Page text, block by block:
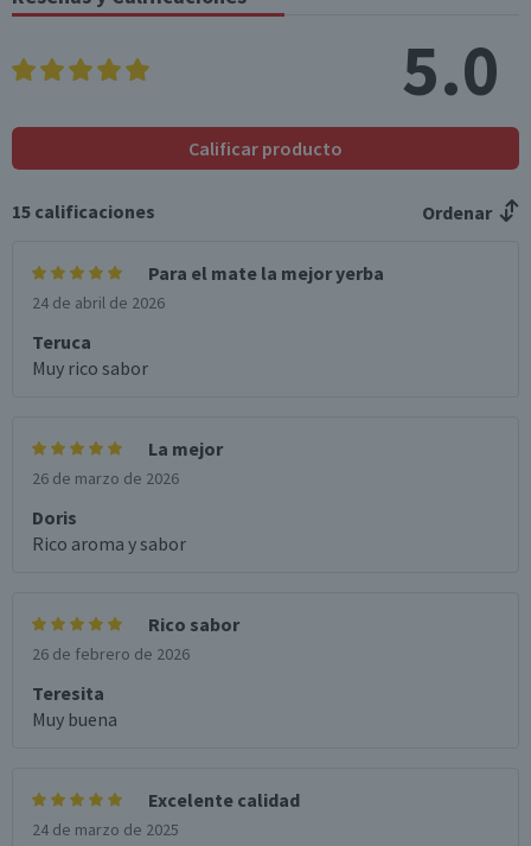
5.0
Calificar producto
15 calificaciones Ordenar
Para el mate la mejor yerba
24 de abril de 2026
Teruca
Muy rico sabor
La mejor
26 de marzo de 2026
Doris
Rico aroma y sabor
Rico sabor
26 de febrero de 2026
Teresita
Muy buena
Excelente calidad
24 de marzo de 2025